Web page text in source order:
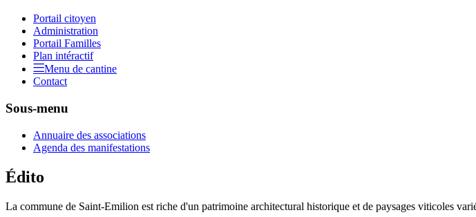
Portail citoyen
Administration
Portail Familles
Plan intéractif
Menu de cantine
Contact
Sous-menu
Annuaire des associations
Agenda des manifestations
Édito
La commune de Saint-Emilion est riche d'un patrimoine architectural historique et de paysages viticoles